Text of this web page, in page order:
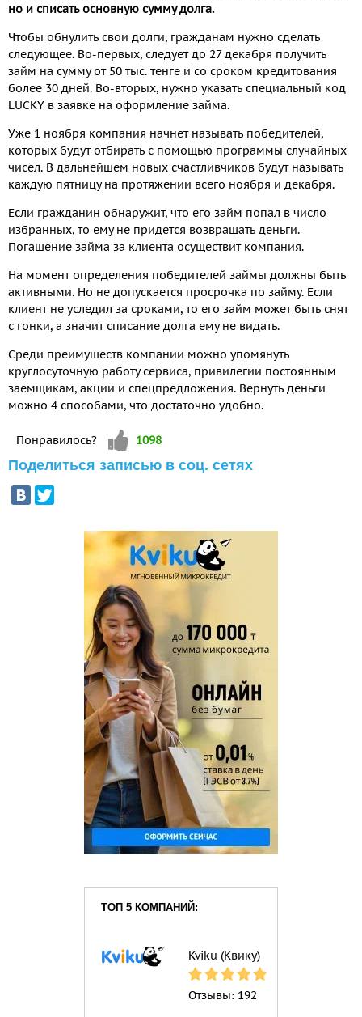
но и списать основную сумму долга.
Чтобы обнулить свои долги, гражданам нужно сделать
следующее. Во-первых, следует до 27 декабря получить
займ на сумму от 50 тыс. тенге и со сроком кредитования
более 30 дней. Во-вторых, нужно указать специальный код
LUCKY в заявке на оформление займа.
Уже 1 ноября компания начнет называть победителей,
которых будут отбирать с помощью программы случайных
чисел. В дальнейшем новых счастливчиков будут называть
каждую пятницу на протяжении всего ноября и декабря.
Если гражданин обнаружит, что его займ попал в число
избранных, то ему не придется возвращать деньги.
Погашение займа за клиента осуществит компания.
На момент определения победителей займы должны быть
активными. Но не допускается просрочка по займу. Если
клиент не уследил за сроками, то его займ может быть снят
с гонки, а значит списание долга ему не видать.
Среди преимуществ компании можно упомянуть
круглосуточную работу сервиса, привилегии постоянным
заемщикам, акции и спецпредложения. Вернуть деньги
можно 4 способами, что достаточно удобно.
Понравилось? Vote up!
1098
Поделиться записью в соц. сетях
ТОП 5 КОМПАНИЙ:
Kviku (Квику)
Отзывы: 192